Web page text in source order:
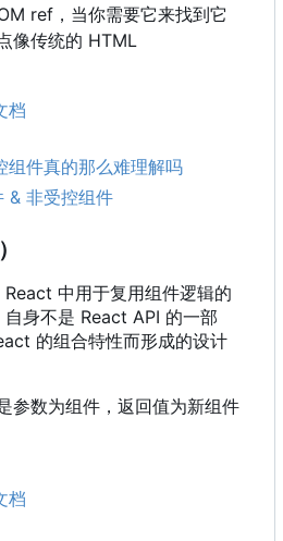
ref ， 当你需要它来找到它
像传统的 HTML
档
组件真的那么难理解吗
& 非受控组件
）
React 中用于复用组件逻辑的
身不是 React API 的一部
的组合特性而形成的设计
参数为组件，返回值为新组件
档